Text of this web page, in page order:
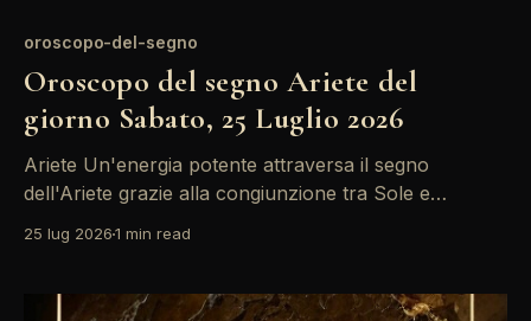
oroscopo-del-segno
Oroscopo del segno Ariete del
giorno Sabato, 25 Luglio 2026
Ariete Un'energia potente attraversa il segno
dell'Ariete grazie alla congiunzione tra Sole e
utile per riflettere su obiettivi a lungo termine e per
segnali che arrivano dalla tua intuizione; oggi
25 lug 20261 min read